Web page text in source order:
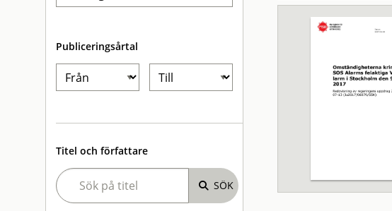
Publiceringsårtal
Titel och författare